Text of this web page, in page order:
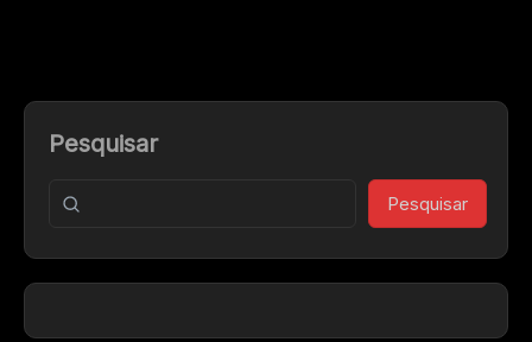
Pesquisar
Pesquisar